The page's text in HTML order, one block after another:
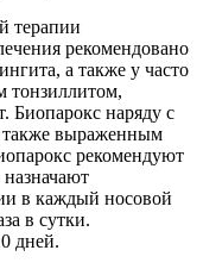
терапии
рекомендовано
а также у часто
тонзиллитом,
Биопарокс наряду с
также выраженным
рекомендуют
назначают
в каждый носовой
в сутки.
дней.